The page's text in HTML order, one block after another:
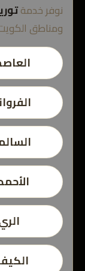
نوفر خدمة
ومناطق